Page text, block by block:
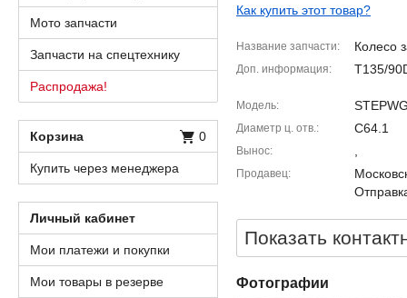
Как купить этот товар?
Название запчасти Колесо
Доп. информация T135/
Модель
Диаметр ц. отв. C64.1
Вынос
Продавец
Показать
Фотографии
Мото запчасти
Запчасти на спецтехнику
Распродажа!
Корзина 0
Купить через менеджера
Личный кабинет
Мои платежи и покупки
Мои товары в резерве